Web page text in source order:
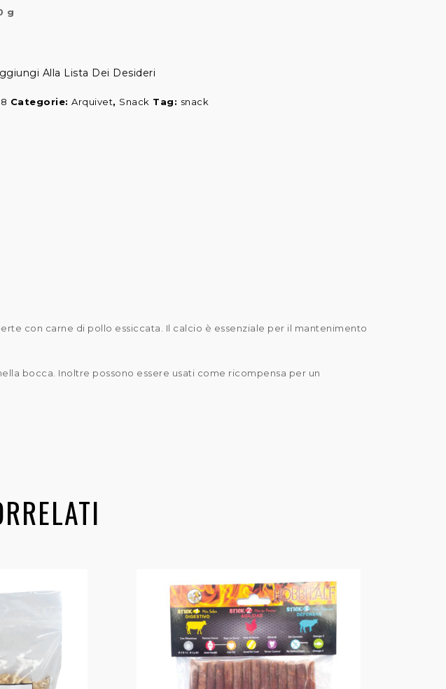
g
Alla Lista Dei Desideri
Categorie:Arquivet, Snack Tag: snack
con carne di pollo essiccata. Il calcio è essenziale per il mantenimento
bocca. Inoltre possono essere usati come ricompensa per un